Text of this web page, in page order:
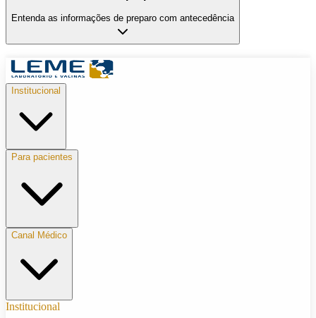
Entenda as informações de preparo com antecedência
Institucional
Para pacientes
Canal Médico
Institucional